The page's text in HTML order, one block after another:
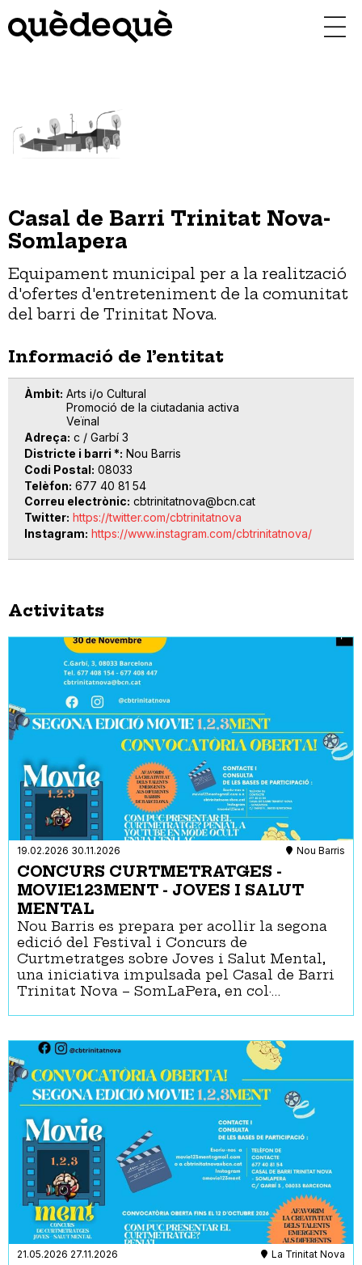
contingut
Casal de Barri Trinitat Nova-
Somlapera
Equipament municipal per a la realització
d'ofertes d'entreteniment de la comunitat
del barri de Trinitat Nova.
Informació de l’entitat
Àmbit Arts i/o Cultural
Promoció de la ciutadania activa
Veïnal
Adreça c / Garbí 3
Districte i barri * Nou Barris
Codi Postal 08033
Telèfon 677 40 81 54
Correu electrònic cbtrinitatnova@bcn.cat
Twitter https://twitter.com/cbtrinitatnova
Instagram https://www.instagram.com/cbtrinitatnova/
Activitats
19.02.2026 30.11.2026 Nou Barris
CONCURS CURTMETRATGES -
MOVIE123MENT - JOVES I SALUT
MENTAL
Nou Barris es prepara per acollir la segona
edició del Festival i Concurs de
Curtmetratges sobre Joves i Salut Mental,
una iniciativa impulsada pel Casal de Barri
Trinitat Nova – SomLaPera, en col·…
21.05.2026 27.11.2026 La Trinitat Nova